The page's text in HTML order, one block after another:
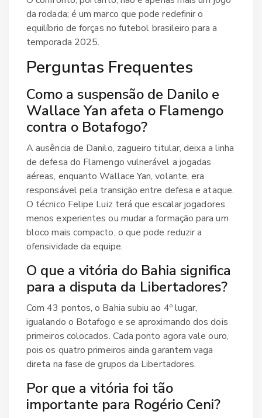
da rodada; é um marco que pode redefinir o
equilíbrio de forças no futebol brasileiro para a
temporada 2025.
Perguntas Frequentes
Como a suspensão de Danilo e
Wallace Yan afeta o Flamengo
contra o Botafogo?
A ausência de Danilo, zagueiro titular, deixa a linha
de defesa do Flamengo vulnerável a jogadas
aéreas, enquanto Wallace Yan, volante, era
responsável pela transição entre defesa e ataque.
O técnico Felipe Luiz terá que escalar jogadores
menos experientes ou mudar a formação para um
bloco mais compacto, o que pode reduzir a
ofensividade da equipe.
O que a vitória do Bahia significa
para a disputa da Libertadores?
Com 43 pontos, o Bahia subiu ao 4º lugar,
igualando o Botafogo e se aproximando dos dois
primeiros colocados. Cada ponto agora vale ouro,
pois os quatro primeiros ainda garantem vaga
direta na fase de grupos da Libertadores.
Por que a vitória foi tão
importante para Rogério Ceni?